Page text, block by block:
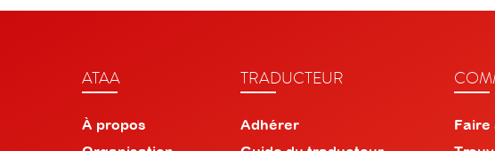
ATAA
À propos
TRADUCTEUR
Adhérer